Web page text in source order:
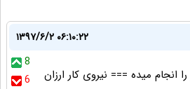
۱۳۹۷/۶/۲ ۰۶:۱۰:۲۲
8
6
انجام میده === نیروی کار ارزان